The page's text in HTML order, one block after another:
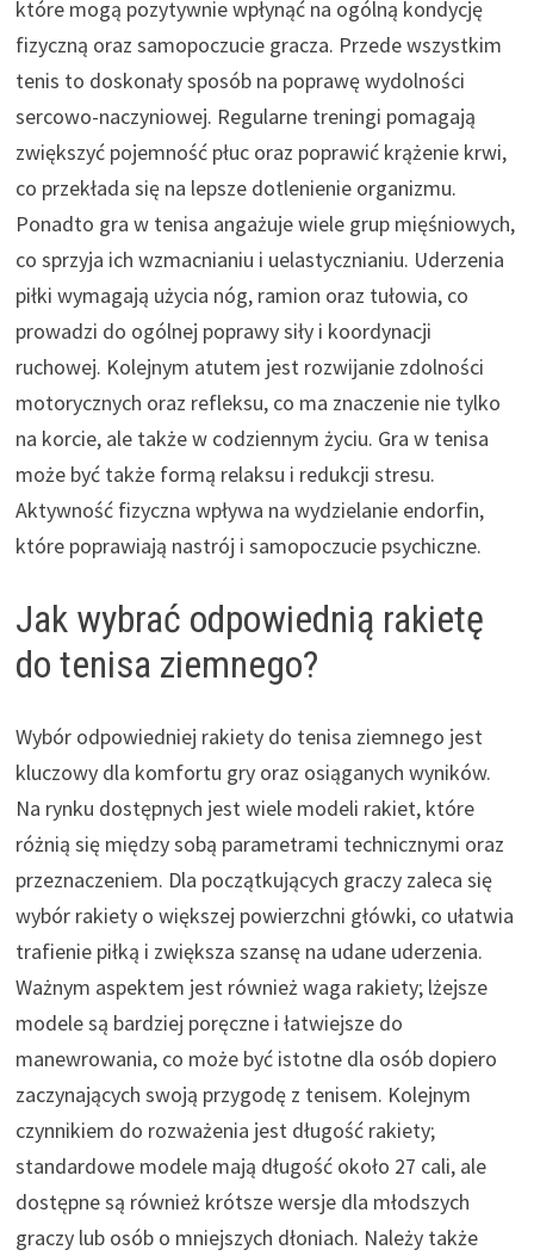
które mogą pozytywnie wpłynąć na ogólną kondycję
fizyczną oraz samopoczucie gracza. Przede wszystkim
tenis to doskonały sposób na poprawę wydolności
sercowo-naczyniowej. Regularne treningi pomagają
zwiększyć pojemność płuc oraz poprawić krążenie krwi,
co przekłada się na lepsze dotlenienie organizmu.
Ponadto gra w tenisa angażuje wiele grup mięśniowych,
co sprzyja ich wzmacnianiu i uelastycznianiu. Uderzenia
piłki wymagają użycia nóg, ramion oraz tułowia, co
prowadzi do ogólnej poprawy siły i koordynacji
ruchowej. Kolejnym atutem jest rozwijanie zdolności
motorycznych oraz refleksu, co ma znaczenie nie tylko
na korcie, ale także w codziennym życiu. Gra w tenisa
może być także formą relaksu i redukcji stresu.
Aktywność fizyczna wpływa na wydzielanie endorfin,
które poprawiają nastrój i samopoczucie psychiczne.
Jak wybrać odpowiednią rakietę
do tenisa ziemnego?
Wybór odpowiedniej rakiety do tenisa ziemnego jest
kluczowy dla komfortu gry oraz osiąganych wyników.
Na rynku dostępnych jest wiele modeli rakiet, które
różnią się między sobą parametrami technicznymi oraz
przeznaczeniem. Dla początkujących graczy zaleca się
wybór rakiety o większej powierzchni główki, co ułatwia
trafienie piłką i zwiększa szansę na udane uderzenia.
Ważnym aspektem jest również waga rakiety; lżejsze
modele są bardziej poręczne i łatwiejsze do
manewrowania, co może być istotne dla osób dopiero
zaczynających swoją przygodę z tenisem. Kolejnym
czynnikiem do rozważenia jest długość rakiety;
standardowe modele mają długość około 27 cali, ale
dostępne są również krótsze wersje dla młodszych
graczy lub osób o mniejszych dłoniach. Należy także